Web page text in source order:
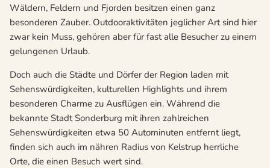
Wäldern, Feldern und Fjorden besitzen einen ganz
besonderen Zauber. Outdooraktivitäten jeglicher Art sind hier
zwar kein Muss, gehören aber für fast alle Besucher zu einem
gelungenen Urlaub.
Doch auch die Städte und Dörfer der Region laden mit
Sehenswürdigkeiten, kulturellen Highlights und ihrem
besonderen Charme zu Ausflügen ein. Während die
bekannte Stadt Sonderburg mit ihren zahlreichen
Sehenswürdigkeiten etwa 50 Autominuten entfernt liegt,
finden sich auch im nähren Radius von Kelstrup herrliche
Orte, die einen Besuch wert sind.